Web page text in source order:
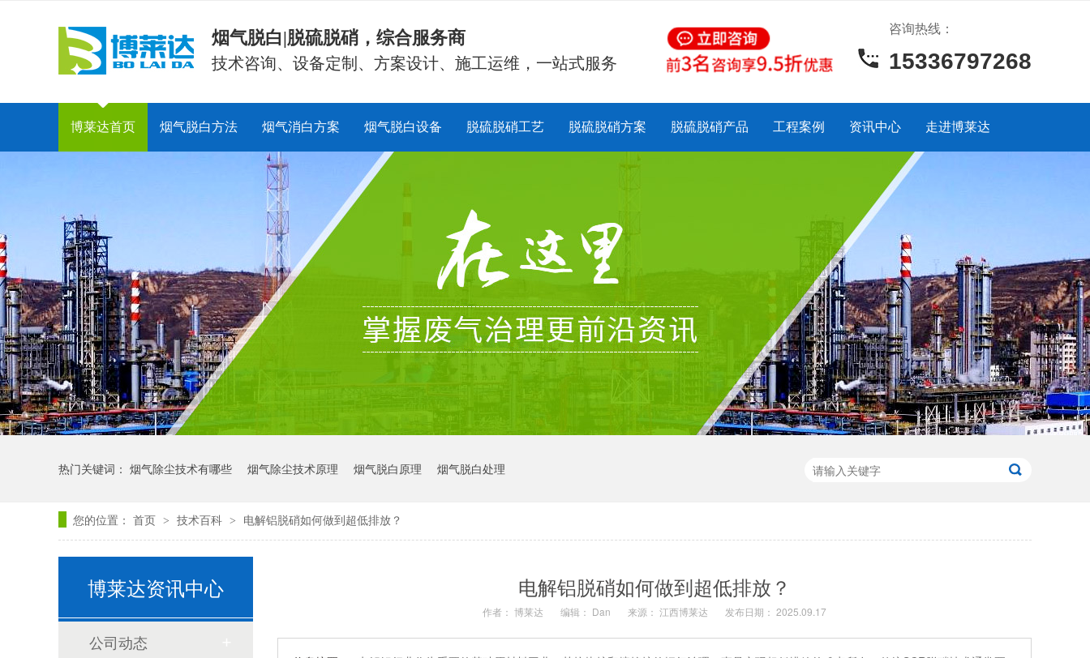
烟气脱白|脱硫脱硝，综合服务商
技术咨询、设备定制、方案设计、施工运维，一站式服务
咨询热线：
15336797268
博莱达首页 烟气脱白方法 烟气消白方案 烟气脱白设备 脱硫脱硝工艺 脱硫脱硝方案 脱硫脱硝产品 工程案例 资讯中心 走进博莱达
热门关键词： 烟气除尘技术有哪些 烟气除尘技术原理 烟气脱白原理 烟气脱白处理
您的位置： 首页 > 技术百科 > 电解铝脱硝如何做到超低排放？
电解铝脱硝如何做到超低排放？
作者： 博莱达 编辑： Dan 来源： 江西博莱达 发布日期： 2025.09.17
博莱达资讯中心
公司动态